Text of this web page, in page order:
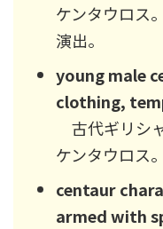
ケンタウロス
演出。
young male
clothing,
古代ギリシ
ケンタウロス
centaur
armed with